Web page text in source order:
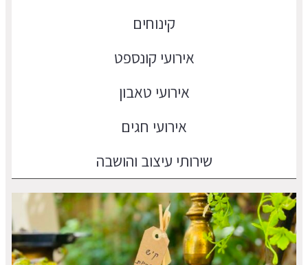
קינוחים
אירועי קונספט
אירועי טאבון
אירועי חגים
שירותי עיצוב והושבה